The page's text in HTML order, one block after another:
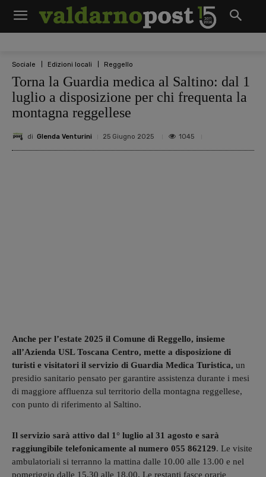
Sociale Edizioni locali Reggello
Torna la Guardia medica al Saltino: dal 1
luglio a disposizione per chi frequenta la
montagna reggellese
di Glenda Venturini 25 Giugno 2025 1045
Anche per l’estate 2025 il Comune di Reggello, insieme
all’Azienda USL Toscana Centro, mette a disposizione di
turisti e visitatori il servizio di Guardia Medica Turistica, un
presidio sanitario pensato per garantire assistenza durante i mesi
di maggiore affluenza sul territorio della montagna reggellese,
con punto di riferimento al Saltino.
Il servizio sarà attivo dal 1° luglio al 31 agosto e sarà
raggiungibile telefonicamente al numero 055 862129. Le visite
ambulatoriali si terranno la mattina dalle 10.00 alle 13.00 e nel
pomeriggio dalle 15.30 alle 18.00. Le restanti fasce orarie